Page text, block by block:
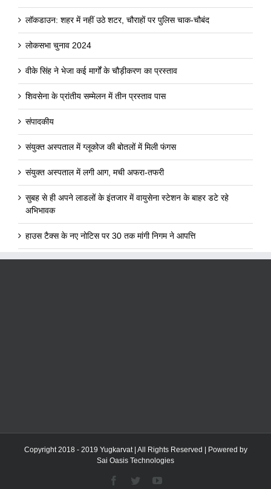
लॉकडाउन: शहर में नहीं उठे शटर, चौराहों पर पुलिस चाक-चौबंद
लोकसभा चुनाव 2024
वीके सिंह ने भेजा कई मार्गों के चौड़ीकरण का प्रस्ताव
शिवसेना के प्रांतीय सम्मेलन में तीन प्रस्ताव पास
संपादकीय
संयुक्त अस्पताल में ग्लूकोज की बोतलों में मिली फंगस
संयुक्त अस्पताल में लगी आग, मची अफरा-तफरी
सुबह से ही अपने लाडलों के इंतजार में वायुसेना स्टेशन के बाहर डटे रहे
अभिभावक
हाउस टैक्स के नए नोटिस पर 30 तक मांगी निगम ने आपत्ति
Copyright 2018 - 2019 Yugkarvat | All Rights Reserved | Powered by
Sai Oasis Technologies
Facebook
TwitterYouTube